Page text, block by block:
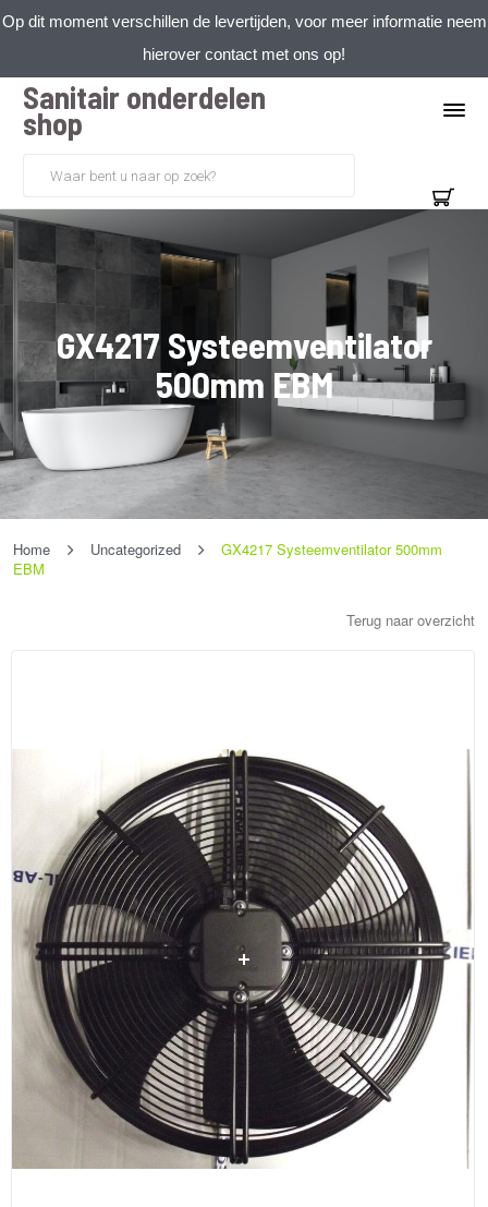
Op dit moment verschillen de levertijden, voor meer informatie neem
hierover contact met ons op!
Sanitair onderdelen
shop
GX4217 Systeemventilator
500mm EBM
Home Uncategorized
GX4217 Systeemventilator 500mm
EBM
Terug naar overzicht